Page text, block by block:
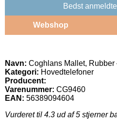
Bedst
Webshop
Navn: Coghlans Mallet,
Kategori: Hovedtelefoner
Producent:
Varenummer: CG9460
EAN: 56389094604
Vurderet til 4.3 ud af 5 stjerner